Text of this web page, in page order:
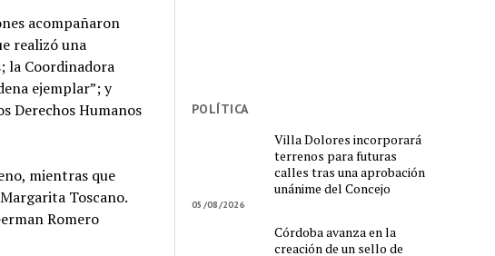
acompañaron
realizó una
la Coordinadora
ejemplar”; y
Derechos Humanos
mientras que
Toscano.
Romero
POLÍTICA
Villa Dolores incorporará
terrenos para futuras
calles tras una aprobación
unánime del Concejo
05/08/2026
Córdoba avanza en la
creación de un sello de